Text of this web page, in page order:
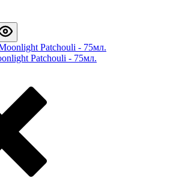
Patchouli - 75мл.